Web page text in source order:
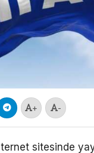
+ -
sitesinde